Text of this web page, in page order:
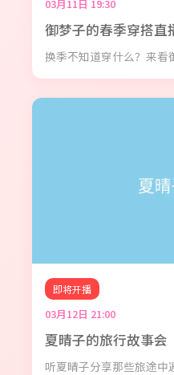
03月11日 19:30
御梦子的春季穿搭直
换季不知道穿什么？来看
即将开播
03月12日 21:00
夏晴子的旅行故事会
听夏晴子分享那些旅途中